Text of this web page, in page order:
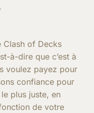
Clash of Decks
à-dire que c’est à
voulez payez pour
confiance pour
plus juste, en
de votre